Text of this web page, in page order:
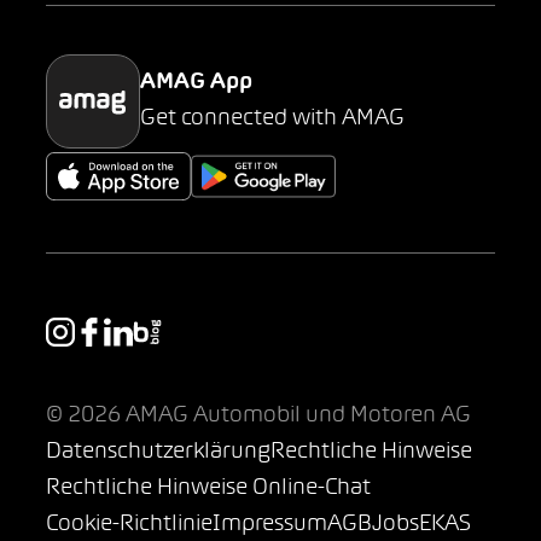
Parking
AMAG App
Get connected with AMAG
© 2026 AMAG Automobil und Motoren AG
DatenschutzerklärungRechtliche Hinweise
Rechtliche Hinweise Online-Chat
Cookie-RichtlinieImpressumAGBJobsEKAS